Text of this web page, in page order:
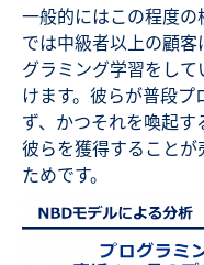
一般的にはこの程度
では中級者以上の顧
グラミング学習をし
けます。彼らが普段
ず、かつそれを喚起
彼らを獲得すること
ためです。